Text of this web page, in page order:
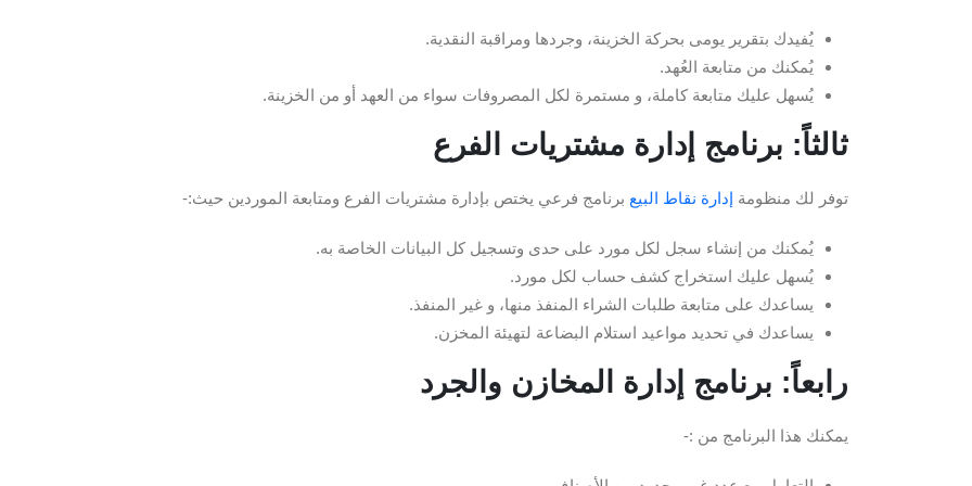
يُفيدك بتقرير يومى بحركة الخزينة، وجردها ومراقبة النقدية.
يُمكنك من متابعة العُهد.
يُسهل عليك متابعة كاملة، و مستمرة لكل المصروفات سواء من العهد أو من الخزينة.
ثالثاً: برنامج إدارة مشتريات الفرع
توفر لك منظومة إدارة نقاط البيع برنامج فرعي يختص بإدارة مشتريات الفرع ومتابعة الموردين حيث:-
يُمكنك من إنشاء سجل لكل مورد على حدى وتسجيل كل البيانات الخاصة به.
يُسهل عليك استخراج كشف حساب لكل مورد.
يساعدك على متابعة طلبات الشراء المنفذ منها، و غير المنفذ.
يساعدك في تحديد مواعيد استلام البضاعة لتهيئة المخزن.
رابعاً: برنامج إدارة المخازن والجرد
يمكنك هذا البرنامج من :-